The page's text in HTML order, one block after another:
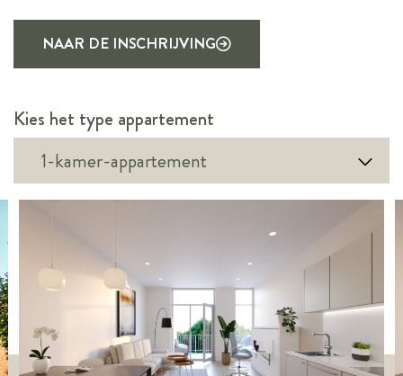
NAAR DE INSCHRIJVING
Kies het type appartement